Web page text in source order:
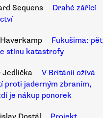
Sequens
Drahé zářící
Fukušima: pět
stínu katastrofy
Jedlička
V Británii ožívá
proti jaderným zbraním,
je nákup ponorek